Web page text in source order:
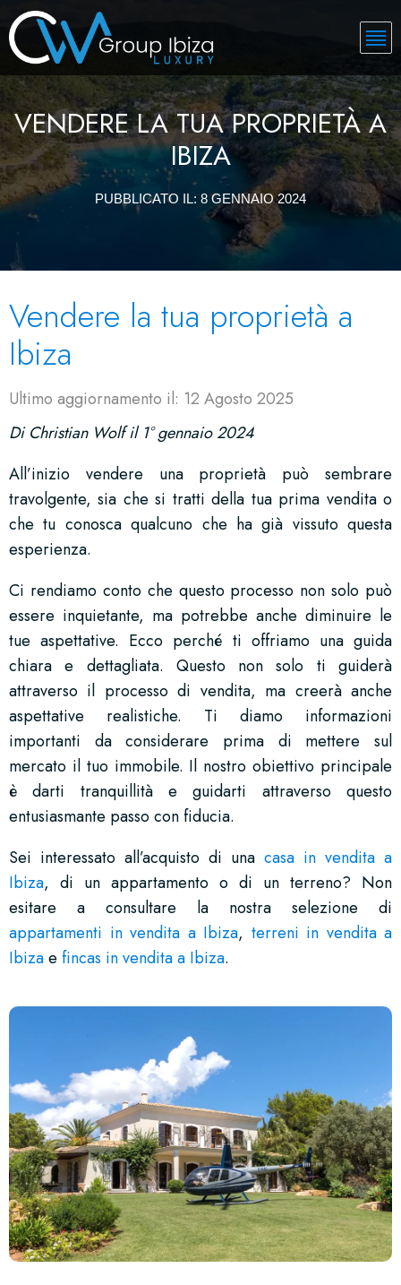
VENDERE LA TUA PROPRIETÀ A
IBIZA
PUBBLICATO IL: 8 GENNAIO 2024
Vendere la tua proprietà a
Ibiza
Ultimo aggiornamento il: 12 Agosto 2025
Di Christian Wolf il 1° gennaio 2024
All’inizio vendere una proprietà può sembrare
travolgente, sia che si tratti della tua prima vendita o
che tu conosca qualcuno che ha già vissuto questa
esperienza.
Ci rendiamo conto che questo processo non solo può
essere inquietante, ma potrebbe anche diminuire le
tue aspettative. Ecco perché ti offriamo una guida
chiara e dettagliata. Questo non solo ti guiderà
attraverso il processo di vendita, ma creerà anche
aspettative realistiche. Ti diamo informazioni
importanti da considerare prima di mettere sul
mercato il tuo immobile. Il nostro obiettivo principale
è darti tranquillità e guidarti attraverso questo
entusiasmante passo con fiducia.
Sei interessato all’acquisto di una casa in vendita a
Ibiza, di un appartamento o di un terreno? Non
esitare a consultare la nostra selezione di
appartamenti in vendita a Ibiza, terreni in vendita a
Ibizae fincas in vendita a Ibiza.